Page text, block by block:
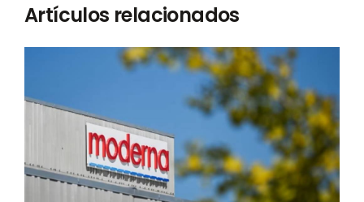
Artículos relacionados